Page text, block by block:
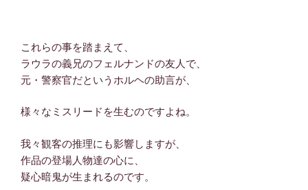
これらの事を踏まえて、
ラウラの義兄のフェルナンドの友人で、
元・警察官だというホルヘの助言が、
様々なミスリードを生むのですよね。
我々観客の推理にも影響しますが、
作品の登場人物達の心に、
疑心暗鬼が生まれるのです。